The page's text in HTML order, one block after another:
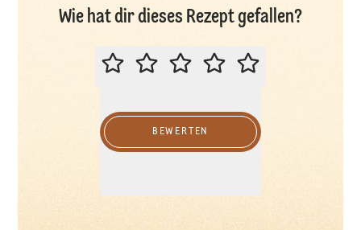
Wie hat dir dieses Rezept gefallen?
BITTE BEWERTEN SIE DIESES
BEWERTEN